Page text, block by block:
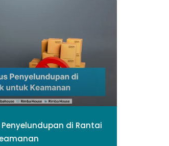
di Rantai